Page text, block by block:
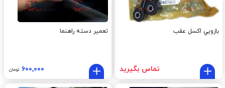
بازويي اکسل عقب
تماس بگیرید
تعمیر دسته راهنما
۶۰۰,۰۰۰ تومان